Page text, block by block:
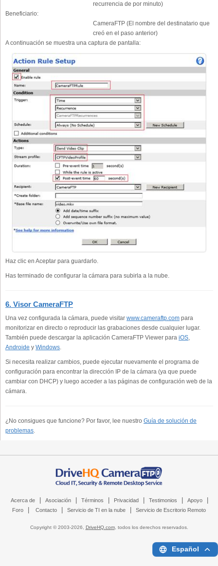
recurrencia de por minuto)
Beneficiario:
CameraFTP (El nombre del destinatario que
creó en el paso anterior)
A continuación se muestra una captura de pantalla:
Haz clic en Aceptar para guardarlo.
Has terminado de configurar la cámara para subirla a la nube.
6. Visor CameraFTP
Una vez configurada la cámara, puede visitar www.cameraftp.com para
monitorizar en directo o reproducir las grabaciones desde cualquier lugar.
También puede descargar la aplicación CameraFTP Viewer para iOS
Androide y Windows
Si necesita realizar cambios, puede ejecutar nuevamente el programa de
configuración para encontrar la dirección IP de la cámara (ya que puede
cambiar con DHCP) y luego acceder a las páginas de configuración web de la
cámara.
¿No consigues que funcione? Por favor, lee nuestro Guía de solución de
problemas
Acerca de Asociación Términos Privacidad Testimonios Apoyo
Foro Contacto Servicio de TI en la nube Servicio de Escritorio Remoto
Copyright © 2003-2026, DriveHQ.com, todos los derechos reservados.
Español